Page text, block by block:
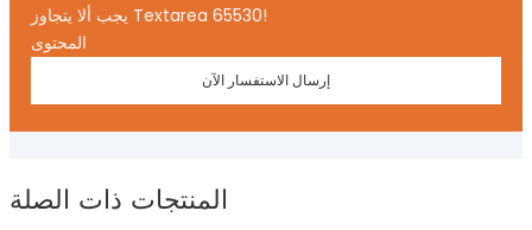
يجب ألا يتجاوز Textarea 65530!
المحتوى
إرسال الاستفسار الآن
المنتجات ذات الصلة